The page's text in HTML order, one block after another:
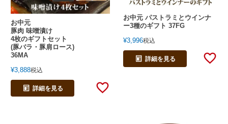
お中元
豚肉 味噌漬け
4枚のギフトセット
(豚バラ・豚肩ロース)
36MA
¥3,888税込
詳細を見る
お中元 パストラミとウインナ
ー3種のギフト 37FG
¥3,996税込
詳細を見る